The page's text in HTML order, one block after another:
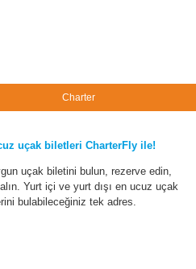
Charter
uçak biletleri CharterFly ile!
uçak biletini bulun, rezerve edin,
Yurt içi ve yurt dışı en ucuz uçak
bulabileceğiniz tek adres.